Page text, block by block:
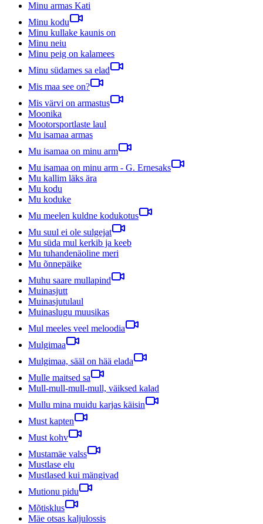
Minu armas Kati
Minu kodu
Minu kullake kaunis on
Minu neiu
Minu peig on kalamees
Minu südames sa elad
Mis maa see on?
Mis värvi on armastus
Moonika
Mootorsportlaste laul
Mu isamaa armas
Mu isamaa on minu arm
Mu isamaa on minu arm - G. Ernesaks
Mu kallim läks ära
Mu kodu
Mu koduke
Mu meelen kuldne kodukotus
Mu suul ei ole sulgejat
Mu süda mul kerkib ja keeb
Mu tuhandenäoline meri
Mu õnnepäike
Muhu saare mullapind
Muinasjutt
Muinasjutulaul
Muinaslugu muusikas
Mul meeles veel meloodia
Mulgimaa
Mulgimaa, sääl on hää elada
Mulle maitsed sa
Mull-mull-mull-mull, väiksed kalad
Mullu mina muidu karjas käisin
Must kapten
Must kohv
Mustamäe valss
Mustlase elu
Mustlased kui mängivad
Mutionu pidu
Mõtisklus
Mäe otsas kaljulossis